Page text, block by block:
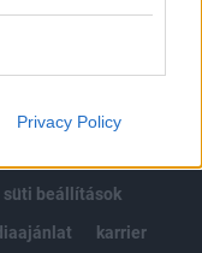
Privacy Policy
süti beállítások
karrier